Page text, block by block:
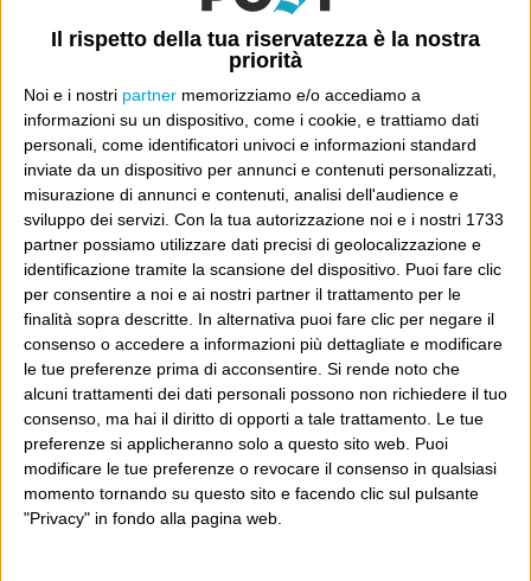
Il rispetto della tua riservatezza è la nostra
priorità
Noi e i nostri partner memorizziamo e/o accediamo a
informazioni su un dispositivo, come i cookie, e trattiamo dati
personali, come identificatori univoci e informazioni standard
inviate da un dispositivo per annunci e contenuti personalizzati,
misurazione di annunci e contenuti, analisi dell'audience e
sviluppo dei servizi. Con la tua autorizzazione noi e i nostri 1733
partner possiamo utilizzare dati precisi di geolocalizzazione e
identificazione tramite la scansione del dispositivo. Puoi fare clic
per consentire a noi e ai nostri partner il trattamento per le
finalità sopra descritte. In alternativa puoi fare clic per negare il
consenso o accedere a informazioni più dettagliate e modificare
le tue preferenze prima di acconsentire. Si rende noto che
alcuni trattamenti dei dati personali possono non richiedere il tuo
consenso, ma hai il diritto di opporti a tale trattamento. Le tue
preferenze si applicheranno solo a questo sito web. Puoi
modificare le tue preferenze o revocare il consenso in qualsiasi
momento tornando su questo sito e facendo clic sul pulsante
"Privacy" in fondo alla pagina web.
Luca Sofri Wittgenstein
POST PRECEDENTE
Yemen o Miami
E per i regali di Natale